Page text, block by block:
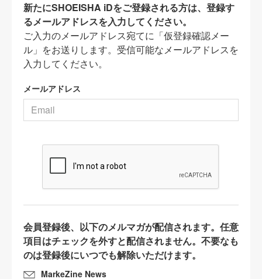
新たにSHOEISHA iDをご登録される方は、登録す
るメールアドレスを入力してください。
ご入力のメールアドレス宛てに「仮登録確認メー
ル」をお送りします。受信可能なメールアドレスを
入力してください。
メールアドレス
会員登録後、以下のメルマガが配信されます。任意
項目はチェックを外すと配信されません。不要なも
のは登録後にいつでも解除いただけます。
MarkeZine News